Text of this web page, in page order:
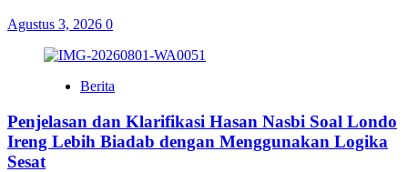
Agustus 3, 2026 0
Berita
Penjelasan dan Klarifikasi Hasan Nasbi Soal Londo
Ireng Lebih Biadab dengan Menggunakan Logika
Sesat